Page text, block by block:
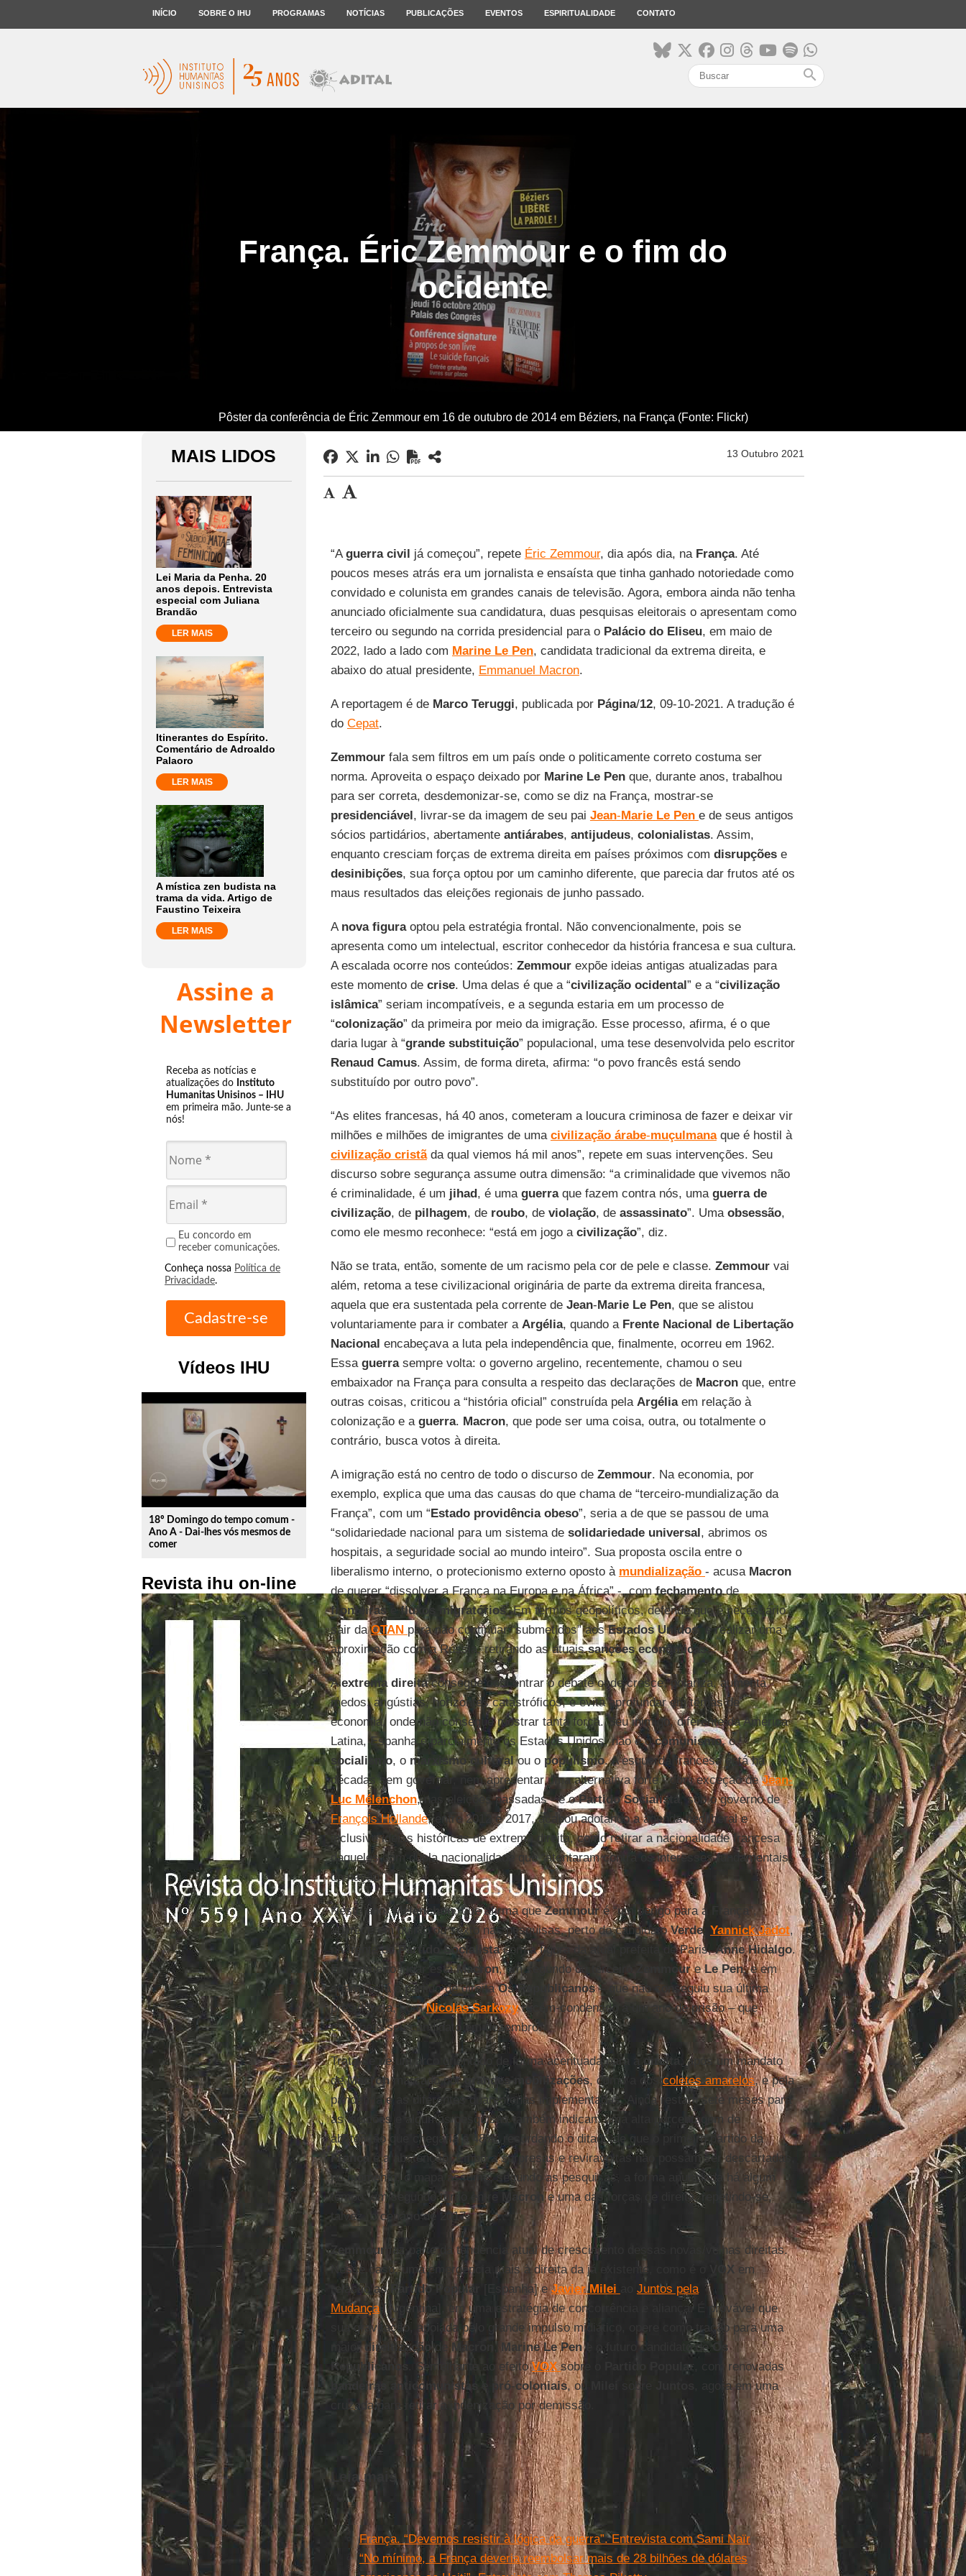
INÍCIO SOBRE O IHU PROGRAMAS NOTÍCIAS PUBLICAÇÕES EVENTOS ESPIRITUALIDADE CONTATO
search
França. Éric Zemmour e o fim do
ocidente
Pôster da conferência de Éric Zemmour em 16 de outubro de 2014 em Béziers, na França (Fonte: Flickr)
MAIS LIDOS
Lei Maria da Penha. 20
anos depois. Entrevista
especial com Juliana
Brandão
LER MAIS
Itinerantes do Espírito.
Comentário de Adroaldo
Palaoro
LER MAIS
A mística zen budista na
trama da vida. Artigo de
Faustino Teixeira
LER MAIS
Assine a
Newsletter
Receba as notícias e
atualizações do Instituto
Humanitas Unisinos – IHU
em primeira mão. Junte-se a
nós!
Eu concordo em
receber comunicações.
Conheça nossa Política de
Privacidade.
Vídeos IHU
play_circle_outline
18º Domingo do tempo comum -
Ano A - Dai-lhes vós mesmos de
comer
Revista ihu on-line
13 Outubro 2021
“Aguerra civil já começou”, repete Éric Zemmour, dia após dia, na França. Até
poucos meses atrás era um jornalista e ensaísta que tinha ganhado notoriedade como
convidado e colunista em grandes canais de televisão. Agora, embora ainda não tenha
anunciado oficialmente sua candidatura, duas pesquisas eleitorais o apresentam como
terceiro ou segundo na corrida presidencial para o Palácio do Eliseu, em maio de
2022, lado a lado com Marine Le Pen, candidata tradicional da extrema direita, e
abaixo do atual presidente, Emmanuel Macron.
A reportagem é de Marco Teruggi, publicada por Página/12, 09-10-2021. A tradução é
do Cepat.
Zemmourfala sem filtros em um país onde o politicamente correto costuma ser
norma. Aproveita o espaço deixado por Marine Le Penque, durante anos, trabalhou
para ser correta, desdemonizar-se, como se diz na França, mostrar-se
presidenciável, livrar-se da imagem de seu pai Jean-Marie Le Pen e de seus antigos
sócios partidários, abertamente antiárabes, antijudeus, colonialistas. Assim,
enquanto cresciam forças de extrema direita em países próximos com disrupçõese
desinibições, sua força optou por um caminho diferente, que parecia dar frutos até os
maus resultados das eleições regionais de junho passado.
A nova figuraoptou pela estratégia frontal. Não convencionalmente, pois se
apresenta como um intelectual, escritor conhecedor da história francesa e sua cultura.
A escalada ocorre nos conteúdos: Zemmourexpõe ideias antigas atualizadas para
este momento de crise. Uma delas é que a “civilização ocidental” e a “civilização
islâmica” seriam incompatíveis, e a segunda estaria em um processo de
“colonização” da primeira por meio da imigração. Esse processo, afirma, é o que
daria lugar à “grande substituição” populacional, uma tese desenvolvida pelo escritor
Renaud Camus. Assim, de forma direta, afirma: “o povo francês está sendo
substituído por outro povo”.
“As elites francesas, há 40 anos, cometeram a loucura criminosa de fazer e deixar vir
milhões e milhões de imigrantes de uma civilização árabe-muçulmanaque é hostil à
civilização cristãda qual viemos há mil anos”, repete em suas intervenções. Seu
discurso sobre segurança assume outra dimensão: “a criminalidade que vivemos não
é criminalidade, é um jihad, é uma guerraque fazem contra nós, uma guerra de
civilização, de pilhagem, de roubo, de violação, de assassinato”. Uma obsessão,
como ele mesmo reconhece: “está em jogo a civilização”, diz.
Não se trata, então, somente de um racismo pela cor de pele e classe. Zemmourvai
além, retoma a tese civilizacional originária de parte da extrema direita francesa,
aquela que era sustentada pela corrente de Jean-Marie Le Pen, que se alistou
voluntariamente para ir combater a Argélia, quando a Frente Nacional de Libertação
Nacional encabeçava a luta pela independência que, finalmente, ocorreu em 1962.
Essa guerrasempre volta: o governo argelino, recentemente, chamou o seu
embaixador na França para consulta a respeito das declarações de Macronque, entre
outras coisas, criticou a “história oficial” construída pela Argéliaem relação à
colonização e a guerra. Macron, que pode ser uma coisa, outra, ou totalmente o
contrário, busca votos à direita.
A imigração está no centro de todo o discurso de Zemmour. Na economia, por
exemplo, explica que uma das causas do que chama de “terceiro-mundialização da
França”, com um “Estado providência obeso”, seria a de que se passou de uma
“solidariedade nacional para um sistema de solidariedade universal, abrimos os
hospitais, a seguridade social ao mundo inteiro”. Sua proposta oscila entre o
liberalismo interno, o protecionismo externo oposto à mundialização - acusa Macron
de querer “dissolver a França na Europa e na África” -, comfechamentode
fronteirasefluxos migratórios. Em termos geopolíticos, defende que é necessário
sair daOTAN para não continuar “submetidos” aosEstados Unidos, e realizar uma
aproximação com a Rússia, retirando as atuaissanções econômicas.
Aextrema direitaconsegue concentrar o debate onde cresce, polariza, aumenta
medos, angústias, horizontes catastróficos, e evita aprofundar em temas de
economia, onde não consegue mostrar tanta força. Seu inimigo, diferente da América
Latina, Espanha e parcialmente os Estados Unidos, não é ocomunismo, o
socialismo, o marxismo culturalou o populismo. A esquerda francesa está há
décadas sem governar, nem apresentar uma alternativa forte - com exceção deJean-
Luc Mélenchon, nas eleições passadas - e oPartido Socialista , sob o governo de
François Hollande, entre 2012 e 2017, acabou adotando a agenda neoliberal e
inclusive ideias históricas de extrema direita, como retirar a nacionalidade francesa
daqueles com dupla nacionalidade que “atentaram contra os interesses fundamentais
da nação”.
Neste ano,Mélenchon, que afirma queZemmouré “um perigo para a França”,
aparece em quinto ou sexto nas pesquisas, perto do candidatoVerde, Yannick Jadot,
na frente doPartido Socialistacom a figura da atual prefeita de Paris,Anne Hidalgo.
Em primeiro lugar estáMacron, em segundo ou terceiro ZemmoureLe Pen, e em
quarto está o partido de direitaOs Republicanos– que não conseguiu sua última
presidência, comNicolas Sarkozyrecém-condenado a um ano de prisão – que
escolherá seu candidato em dezembro.
Trata-se de um arco orientado de forma acentuada para a direita, após um mandato
deMacronmarcado porgrandes mobilizações, como a doscoletes amarelos, e pela
pandemia e as diferentes quarentenas implementadas. Ainda restam sete meses para
as eleições e algumas pesquisas também indicam uma alta porcentagem de
abstenção que chegaria a 48%, recordando o ditado de que o primeiro partido da
França
é a abstenção. Embora surpresas e reviravoltas não possam ser descartadas,
no momento, o mapa assume, segundo as pesquisas, a forma anunciada há algum
tempo: um segundo turno entre
Macrone uma das forças de direita, repetindo-se,
talvez, o cenário de 2017.
Zemmour faz parte da tendência atual de crescimento dessas novas/velhas direitas.
Nesse caso, uma emergência mais à direita da já existente, como é o
VOXem
relação ao Partido Popular [Espanha] eJavier Milei
Juntos pela
Mudança[Argentina], em uma estratégia de concorrência e aliança. É provável que
sua gravitação, apoiada pelo grande impulso midiático, opere como tração para uma
maiordireitização de Macron Marine Le Pene o futuro candidato de Os
Republicanos
. Semelhante ao efeitoVOX sobre o Popular , com renovadas
bandeiras anticomunistas
pró-coloniais, ou sobre
, agora em uma
cruzada para retirar a indenização por demissão.
Leia mais
França. “Devemos resistir à lógica da guerra”. Entrevista com Sami Naïr
“No mínimo, a França deveria reembolsar mais de 28 bilhões de dólares